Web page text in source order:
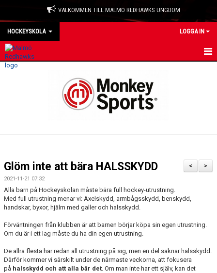
VÄLKOMMEN TILL MALMÖ REDHAWKS UNGDOM
HOCKEYSKOLA LOGGA IN
HEM
BILDGALLERI
KONTAKT
>
<
Glöm inte att bära HALSSKYDD
2021-11-21 07:32
Alla barn på Hockeyskolan måste bära full hockey-utrustning.
Med full utrustning menar vi: Axelskydd, armbågsskydd, benskydd,
handskar, byxor, hjälm med galler och halsskydd.
Förväntningen från klubben är att barnen börjar köpa sin egen utrustning.
Om du är i ett lag måste du ha din egen utrustning.
De allra flesta har redan all utrustning på sig, men en del saknar halsskydd.
Därför kommer vi särskilt under de närmaste veckorna, att fokusera
på halsskydd och att alla bär det. Om man inte har ett själv, kan det